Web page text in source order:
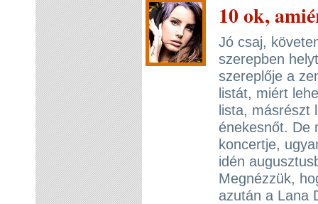
10 ok,
Jó csaj,
szerepben
szereplője a
listát, miért
lista, másrészt
énekesnőt. De
koncertje,
idén
Megnézzük,
azután a Lana